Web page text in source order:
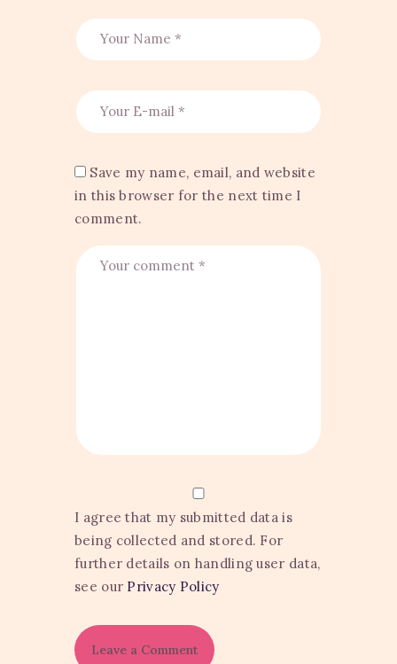
Save my name, email, and website
in this browser for the next time I
comment.
I agree that my submitted data is
being collected and stored. For
further details on handling user data,
see our Privacy Policy